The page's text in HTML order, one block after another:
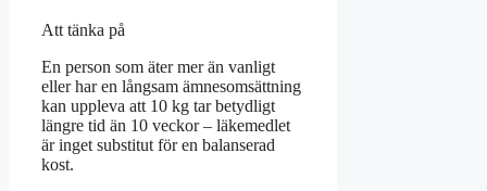
Att tänka på
En person som äter mer än vanligt
eller har en långsam ämnesomsättning
kan uppleva att 10 kg tar betydligt
längre tid än 10 veckor – läkemedlet
är inget substitut för en balanserad
kost.